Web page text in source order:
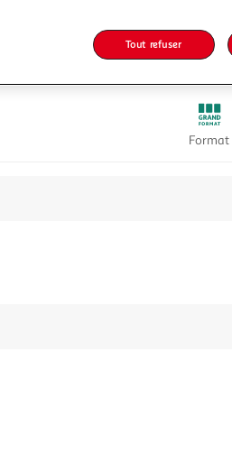
Format
Tout refuser